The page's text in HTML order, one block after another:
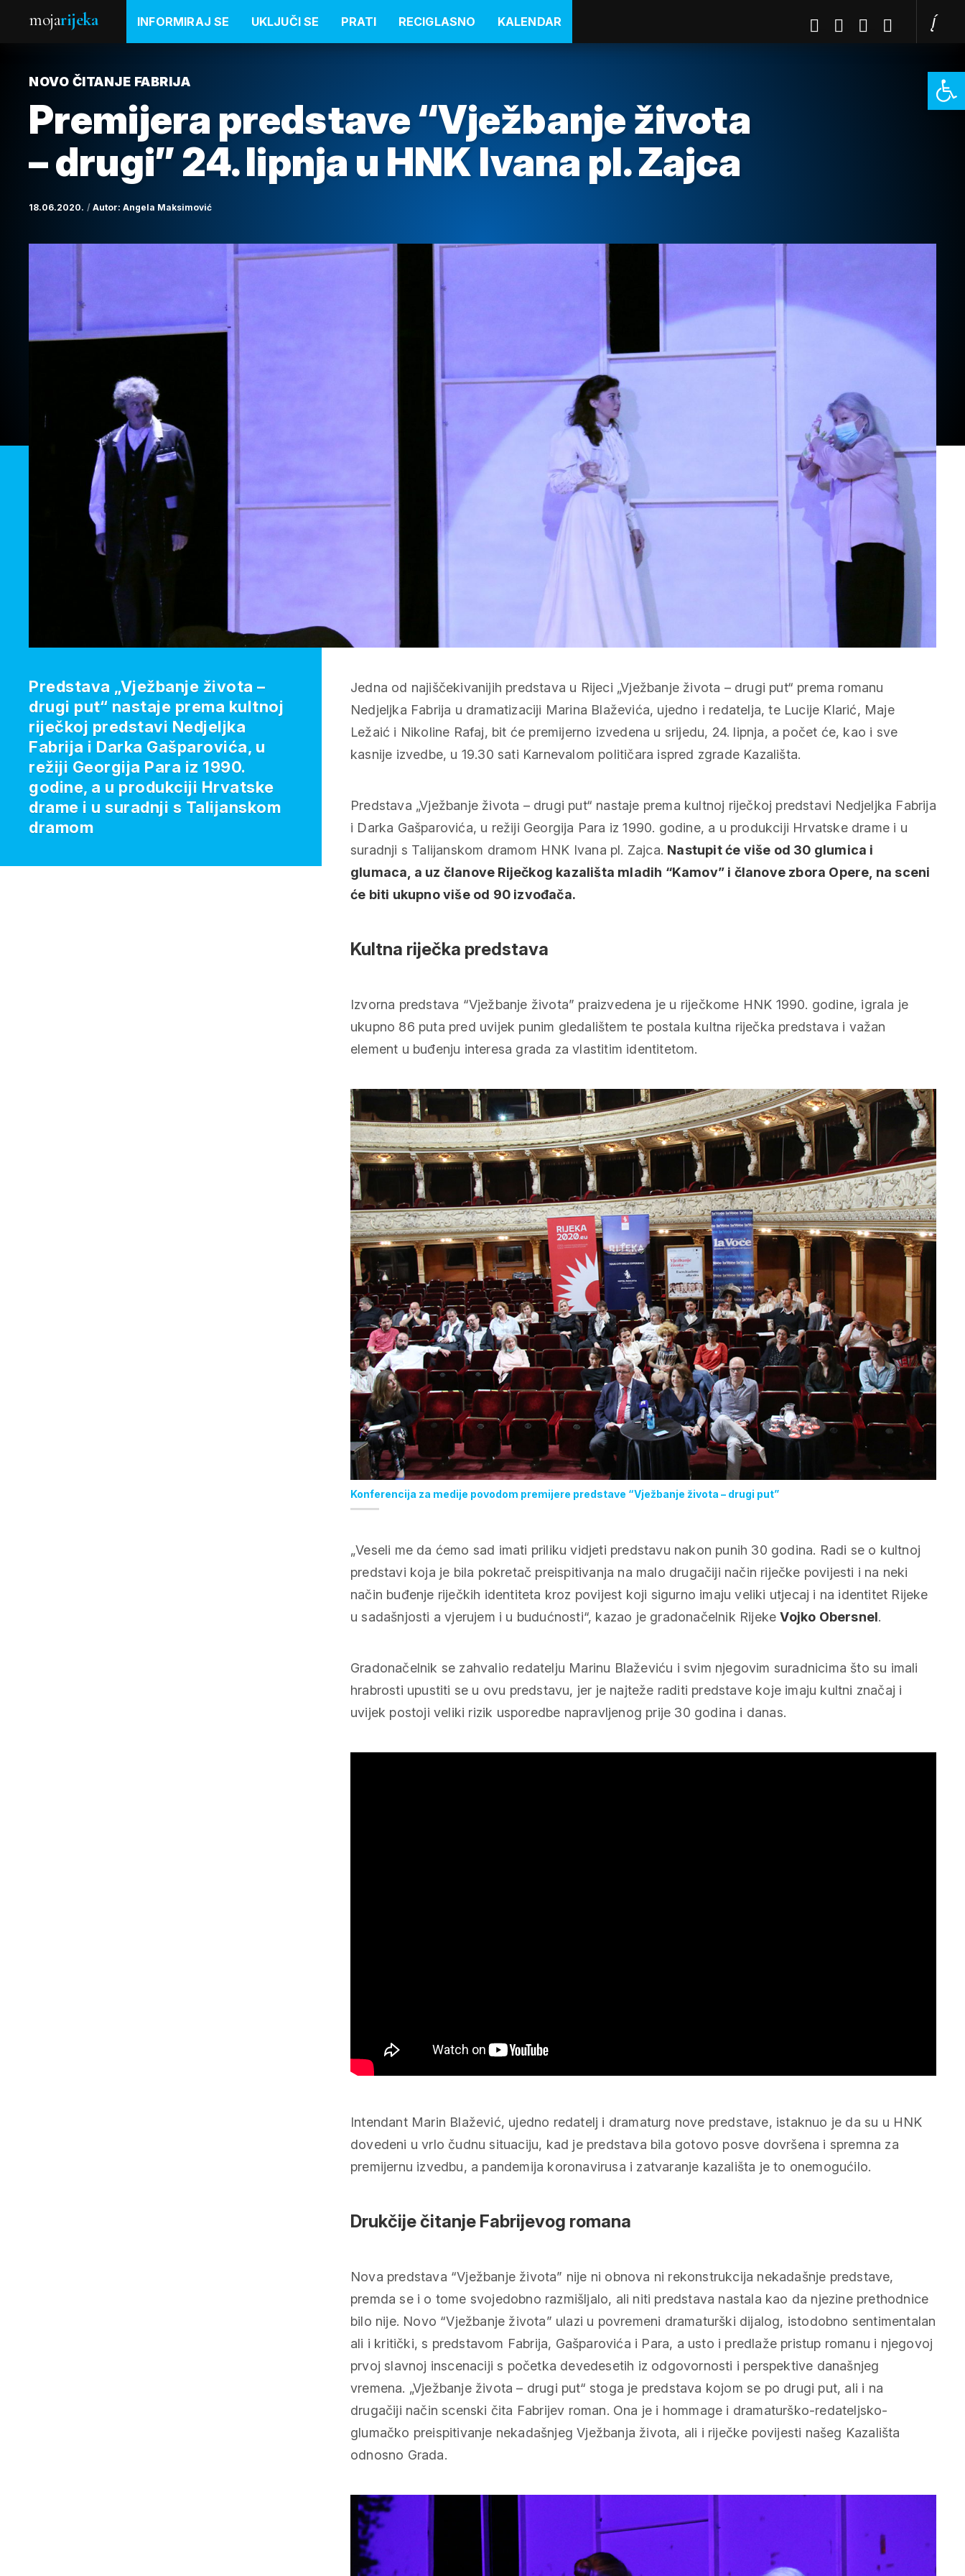
mojarijeka INFORMIRAJ SE UKLJUČI SE PRATI RECIGLASNO KALENDAR
NOVO ČITANJE FABRIJA
Premijera predstave “Vježbanje života
– drugi” 24. lipnja u HNK Ivana pl. Zajca
18.06.2020. Autor: Angela Maksimović
Jedna od najiščekivanijih predstava u Rijeci „Vježbanje života – drugi put“ prema romanu
Nedjeljka Fabrija u dramatizaciji Marina Blaževića, ujedno i redatelja, te Lucije Klarić, Maje
Ležaić i Nikoline Rafaj, bit će premijerno izvedena u srijedu, 24. lipnja, a počet će, kao i sve
kasnije izvedbe, u 19.30 sati Karnevalom političara ispred zgrade Kazališta.
Predstava „Vježbanje života – drugi put“ nastaje prema kultnoj riječkoj predstavi Nedjeljka Fabrija
i Darka Gašparovića, u režiji Georgija Para iz 1990. godine, a u produkciji Hrvatske drame i u
suradnji s Talijanskom dramom HNK Ivana pl. Zajca. Nastupit će više od 30 glumica i
glumaca, a uz članove Riječkog kazališta mladih “Kamov” i članove zbora Opere, na sceni
će biti ukupno više od 90 izvođača.
Kultna riječka predstava
Izvorna predstava “Vježbanje života” praizvedena je u riječkome HNK 1990. godine, igrala je
ukupno 86 puta pred uvijek punim gledalištem te postala kultna riječka predstava i važan
element u buđenju interesa grada za vlastitim identitetom.
Konferencija za medije povodom premijere predstave “Vježbanje života – drugi put”
„Veseli me da ćemo sad imati priliku vidjeti predstavu nakon punih 30 godina. Radi se o kultnoj
predstavi koja je bila pokretač preispitivanja na malo drugačiji način riječke povijesti i na neki
način buđenje riječkih identiteta kroz povijest koji sigurno imaju veliki utjecaj i na identitet Rijeke
u sadašnjosti a vjerujem i u budućnosti“, kazao je gradonačelnik RijekeVojko Obersnel.
Gradonačelnik se zahvalio redatelju Marinu Blaževiću i svim njegovim suradnicima što su imali
hrabrosti upustiti se u ovu predstavu, jer je najteže raditi predstave koje imaju kultni značaj i
uvijek postoji veliki rizik usporedbe napravljenog prije 30 godina i danas.
Intendant Marin Blažević, ujedno redatelj i dramaturg nove predstave, istaknuo je da su u HNK
dovedeni u vrlo čudnu situaciju, kad je predstava bila gotovo posve dovršena i spremna za
premijernu izvedbu, a pandemija koronavirusa i zatvaranje kazališta je to onemogućilo.
Drukčije čitanje Fabrijevog romana
Nova predstava “Vježbanje života” nije ni obnova ni rekonstrukcija nekadašnje predstave,
premda se i o tome svojedobno razmišljalo, ali niti predstava nastala kao da njezine prethodnice
bilo nije. Novo “Vježbanje života” ulazi u povremeni dramaturški dijalog, istodobno sentimentalan
ali i kritički, s predstavom Fabrija, Gašparovića i Para, a usto i predlaže pristup romanu i njegovoj
prvoj slavnoj inscenaciji s početka devedesetih iz odgovornosti i perspektive današnjeg
vremena. „Vježbanje života – drugi put“ stoga je predstava kojom se po drugi put, ali i na
drugačiji način scenski čita Fabrijev roman. Ona je i hommage i dramaturško-redateljsko-
glumačko preispitivanje nekadašnjeg Vježbanja života, ali i riječke povijesti našeg Kazališta
odnosno Grada.
Predstava „Vježbanje života –
drugi put“ nastaje prema kultnoj
riječkoj predstavi Nedjeljka
Fabrija i Darka Gašparovića, u
režiji Georgija Para iz 1990.
godine, a u produkciji Hrvatske
drame i u suradnji s Talijanskom
dramom